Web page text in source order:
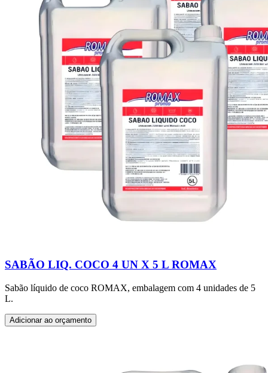
SABÃO LIQ. COCO 4 UN X 5 L ROMAX
Sabão líquido de coco ROMAX, embalagem com 4 unidades de 5
L.
Adicionar ao orçamento